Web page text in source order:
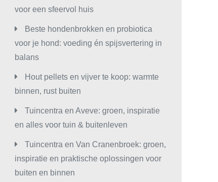
voor een sfeervol huis
Beste hondenbrokken en probiotica
voor je hond: voeding én spijsvertering in
balans
Hout pellets en vijver te koop: warmte
binnen, rust buiten
Tuincentra en Aveve: groen, inspiratie
en alles voor tuin & buitenleven
Tuincentra en Van Cranenbroek: groen,
inspiratie en praktische oplossingen voor
buiten en binnen